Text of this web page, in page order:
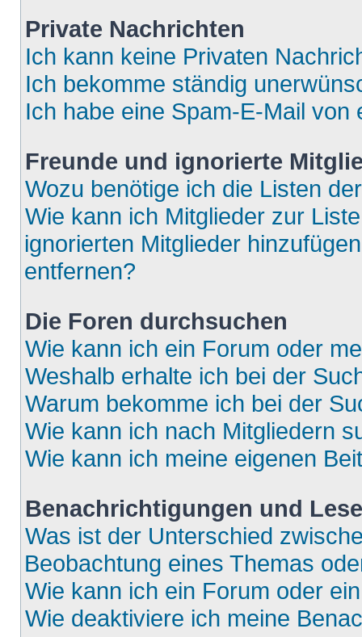
Private Nachrichten
Ich kann keine Privaten
Ich bekomme ständig
Ich habe eine Spam-E-Mail
Freunde und ignorierte
Wozu benötige ich die Listen
Wie kann ich Mitglieder zur
ignorierten Mitglieder
entfernen?
Die Foren durchsuchen
Wie kann ich ein Forum oder
Weshalb erhalte ich bei der
Warum bekomme ich bei der
Wie kann ich nach Mitgliedern
Wie kann ich meine eigenen
Benachrichtigungen und
Was ist der Unterschied
Beobachtung eines Themas
Wie kann ich ein Forum oder
Wie deaktiviere ich meine